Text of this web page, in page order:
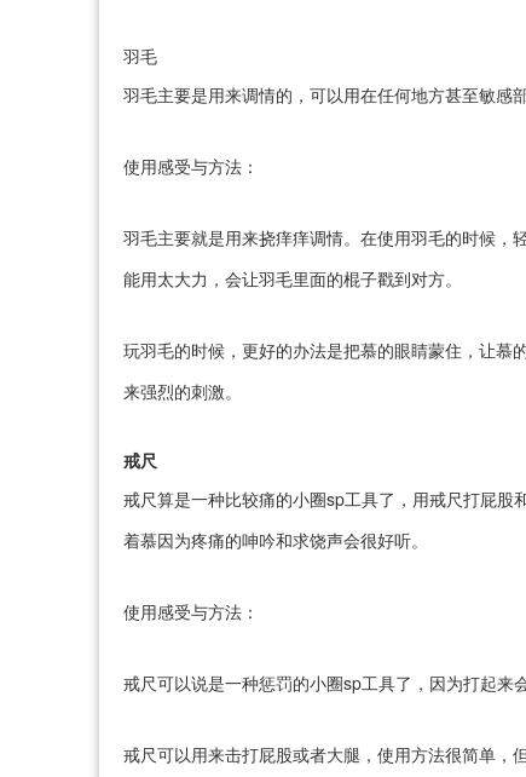
羽毛
羽毛主要是用来调情的，可以用在任何地方甚至敏感
使用感受与方法：
羽毛主要就是用来挠痒痒调情。在使用羽毛的时候，
能用太大力，会让羽毛里面的棍子戳到对方。
玩羽毛的时候，更好的办法是把慕的眼睛蒙住，让
来强烈的刺激。
戒尺
戒尺算是一种比较痛的小圈sp工具了，用戒尺打屁股
着慕因为疼痛的呻吟和求饶声会很好听。
使用感受与方法：
戒尺可以说是一种惩罚的小圈sp工具了，因为打起来
戒尺可以用来击打屁股或者大腿，使用方法很简单，